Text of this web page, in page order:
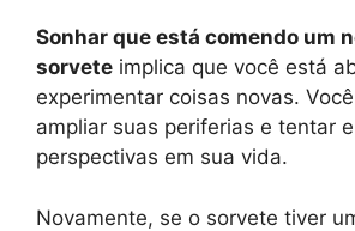
Sonhar que está comendo um
sorvete implica que você está
experimentar coisas novas.
ampliar suas periferias e tentar
perspectivas em sua vida.
Novamente, se o sorvete tiver